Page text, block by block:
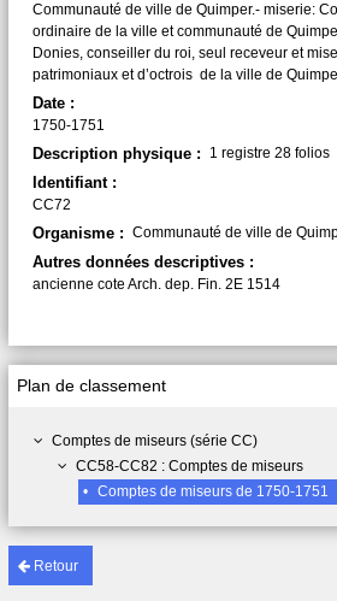
Retour
Plan de classement
Comptes de miseurs (série CC)
CC58-CC82 : Comptes de miseurs
•
Comptes de miseurs de 1750-1751
Communauté de ville de Quimper.- miserie:
ordinaire de la ville et communauté de
Donies, conseiller du roi, seul receveur et
patrimoniaux et d’octrois de la ville de
Date :
1750-1751
Description physique : 1 registre 28 folios
Identifiant :
CC72
Organisme : Communauté de ville de
Autres données descriptives :
ancienne cote Arch. dep. Fin. 2E 1514